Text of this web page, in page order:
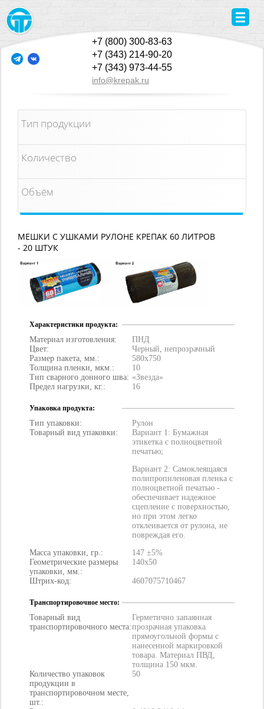
+7 (800) 300-83-63
+7 (343) 214-90-20
+7 (343) 973-44-55
info@krepak.ru
Тип продукции
Количество
Объём
МЕШКИ С УШКАМИ РУЛОНЕ КРЕПАК 60 ЛИТРОВ
- 20 ШТУК
Характеристики продукта:
Материал изготовления:
ПНД
Цвет:
Черный, непрозрачный
Размер пакета, мм.:
580х750
Толщина пленки, мкм.:
10
Тип сварного донного шва: «Звезда»
Предел нагрузки, кг.:
16
Упаковка продукта:
Тип упаковки:
Рулон
Товарный вид упаковки:
Вариант 1: Бумажная
этикетка с полноцветной
печатью;
Вариант 2: Самоклеящаяся
полипропиленовая пленка с
полноцветной печатью -
обеспечивает надежное
сцепление с поверхностью,
но при этом легко
отклеивается от рулона, не
повреждая его.
Масса упаковки, гр.:
147 ±5%
Геометрические размеры
упаковки, мм.:
140х50
Штрих-код: 4607075710467
Транспортировочное место:
Товарный вид
транспортировочного места:
Герметично запаянная
прозрачная упаковка
прямоугольной формы с
нанесенной маркировкой
товара. Материал ПВД,
толщина 150 мкм.
Количество упаковок
продукции в
транспортировочном месте,
шт.:
50